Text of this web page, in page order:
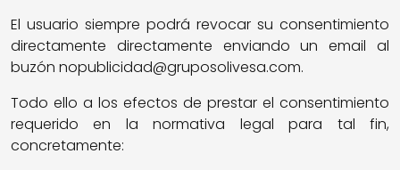
El usuario siempre podrá revocar su consentimiento
directamente directamente enviando un email al
buzón nopublicidad@gruposolivesa.com.
Todo ello a los efectos de prestar el consentimiento
requerido en la normativa legal para tal fin,
concretamente: